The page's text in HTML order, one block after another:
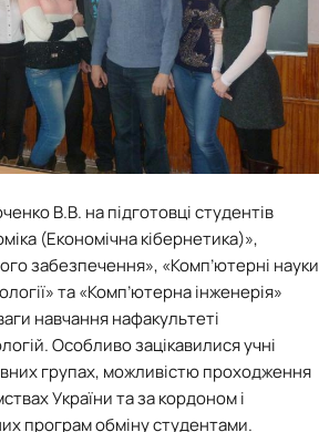
В.В. на підготовці студентів
(Економічна кібернетика)»,
забезпечення», «Комп’ютерні науки
та «Комп’ютерна інженерія»
навчання нафакультеті
Особливо зацікавилися учні
групах, можливістю проходження
України та за кордоном і
програм обміну студентами.